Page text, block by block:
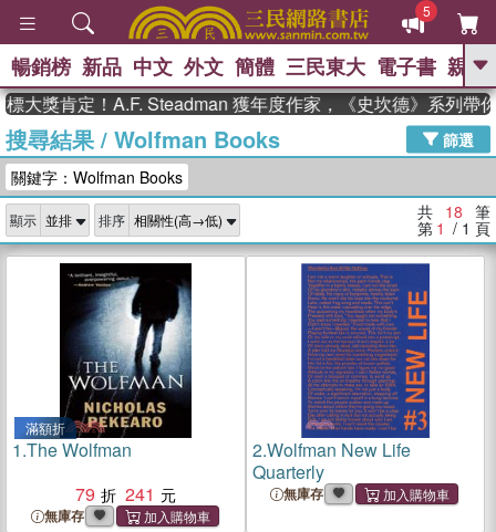
5
GO
熱搜： 東野圭吾 高希均教授回憶錄
、 The Odyssey 、 父親節 、 如果歷
獎 臺灣漫遊錄 、 方念華 、 台灣的李
登輝時代
數學女孩：黎曼猜想 、
偉大的迷走神經
暢銷榜 新品 中文 外文 簡體 三民東大 電子書 親子
獎肯定！A.F. Steadman 獲年度作家，《史坎德》系列帶你
搜尋結果/ Wolfman Books
篩選
關鍵字：Wolfman Books
顯示 排序 共 18 筆
第 1 / 1 頁
滿額折
1.The Wolfman
79
241
無庫存
2.Wolfman New Life
Quarterly
無庫存